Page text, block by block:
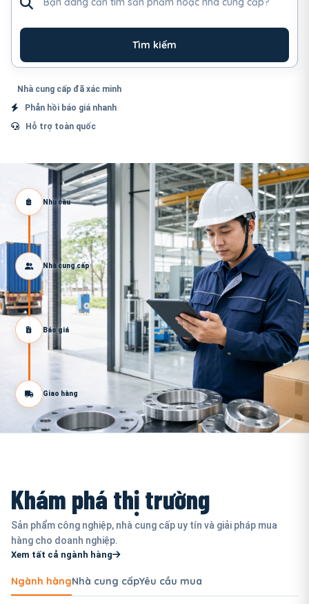
Tìm kiếm
Nhà cung cấp đã xác minh
Phản hồi báo giá nhanh
Hỗ trợ toàn quốc
Nhu cầu
Nhà cung cấp
Báo giá
Giao hàng
Khám phá thị trường
Sản phẩm công nghiệp, nhà cung cấp uy tín và giải pháp mua
hàng cho doanh nghiệp.
Xem tất cả ngành hàng
Ngành hàngNhà cung cấpYêu cầu mua